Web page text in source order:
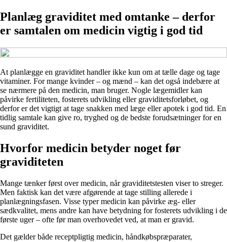
Planlæg graviditet med omtanke – derfor
er samtalen om medicin vigtig i god tid
At planlægge en graviditet handler ikke kun om at tælle dage og tage
vitaminer. For mange kvinder – og mænd – kan det også indebære at
se nærmere på den medicin, man bruger. Nogle lægemidler kan
påvirke fertiliteten, fosterets udvikling eller graviditetsforløbet, og
derfor er det vigtigt at tage snakken med læge eller apotek i god tid. En
tidlig samtale kan give ro, tryghed og de bedste forudsætninger for en
sund graviditet.
Hvorfor medicin betyder noget før
graviditeten
Mange tænker først over medicin, når graviditetstesten viser to streger.
Men faktisk kan det være afgørende at tage stilling allerede i
planlægningsfasen. Visse typer medicin kan påvirke æg- eller
sædkvalitet, mens andre kan have betydning for fosterets udvikling i de
første uger – ofte før man overhovedet ved, at man er gravid.
Det gælder både receptpligtig medicin, håndkøbspræparater,